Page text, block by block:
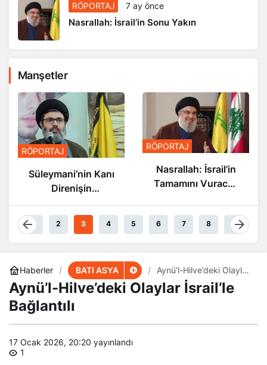
RÖPORTAJ 7 ay önce
Nasrallah: İsrail’in Sonu Yakın
Manşetler
RÖPORTAJ
Nasrallah: İsrail’in
Tamamını Vuracak
Güçteyiz
RÖPORTAJ
Nasrallah: İsrail’in
Sonu Yakın
1 2 3 4 5 6 7 8 9
Haberler BATI ASYA
Aynü’l-Hilve’deki Olaylar
İsrail’le Bağlantılı
Aynü’l-Hilve’deki Olaylar İsrail’le
Bağlantılı
17 Ocak 2026, 20:20
yayınlandı
1